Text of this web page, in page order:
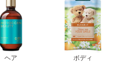
ヘア ボディ